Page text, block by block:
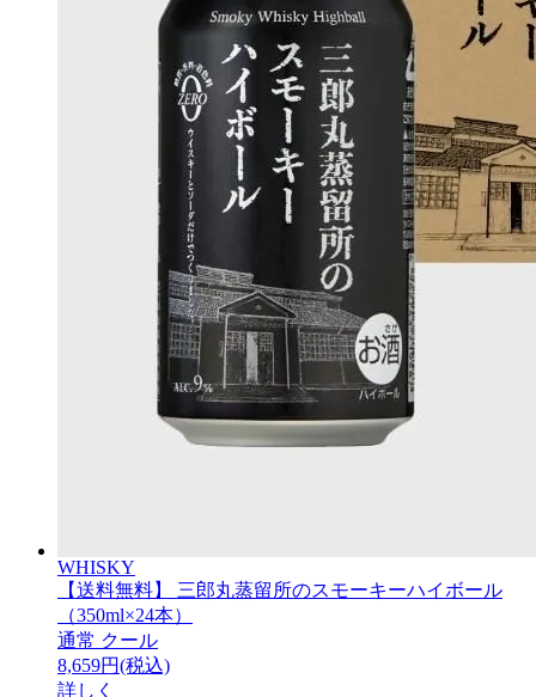
WHISKY
【送料無料】 三郎丸蒸留所のスモーキーハイボール
（350ml×24本）
通常 クール
8,659円(税込)
詳しく